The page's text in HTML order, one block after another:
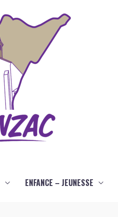
ENFANCE – JEUNESSE